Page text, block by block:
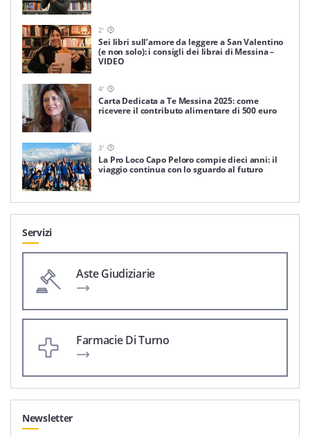
2'
Sei libri sull’amore da leggere a San Valentino
(e non solo): i consigli dei librai di Messina –
VIDEO
4'
Carta Dedicata a Te Messina 2025: come
ricevere il contributo alimentare di 500 euro
3'
La Pro Loco Capo Peloro compie dieci anni: il
viaggio continua con lo sguardo al futuro
Servizi
Aste Giudiziarie
Farmacie Di Turno
Newsletter